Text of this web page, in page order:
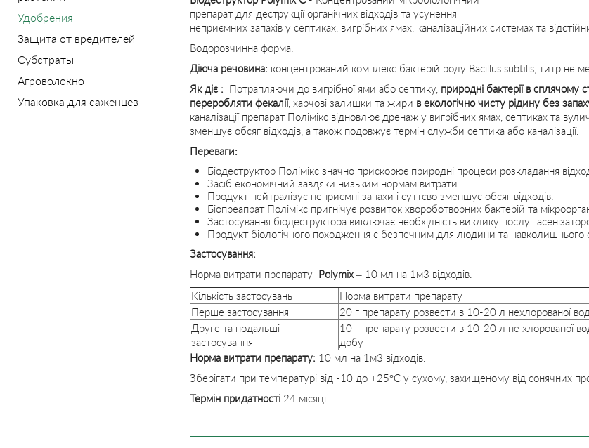
Удобрения
Защита от вредителей
Субстраты
Агроволокно
Упаковка для саженцев
препарат для деструкції органічних відходів та усунення
неприємних запахів у септиках, вигрібних ямах, каналізаційних системах та
Водорозчинна форма.
Діюча речовина: концентрований комплекс бактерій роду Bacillus subtilis, титр не
Як діє : Потрапляючи до вигрібної ями або септику, природні бактерії в сплячому
переробляти фекалії, харчові залишки та жири в екологічно чисту рідину без
каналізації препарат Полімікс відновлює дренаж у вигрібних ямах, септиках та
зменшує обсяг відходів, а також подовжує термін служби септика або каналізації.
Переваги:
Біодеструктор Полімікс значно прискорює природні процеси розкладання
Засіб економічний завдяки низьким нормам витрати.
Продукт нейтралізує неприємні запахи і суттєво зменшує обсяг відходів.
Біопреапрат Полімікс пригнічує розвиток хвороботворних бактерій та
Застосування біодеструктора виключає необхідність виклику послуг
Продукт біологічного походження є безпечним для людини та навколишнього
Застосування:
Норма витрати препарату Polymix– 10 мл на 1м3 відходів.
Кількість застосувань
Норма витрати препарату
Перше застосування
20 г препарату розвести в 10-20 л нехлорованої
Друге та подальші
застосування
10 г препарату розвести в 10-20 л не хлорованої
добу
Норма витрати препарату: 10 мл на 1м3 відходів.
Зберігати при температурі від -10 до +25°С у сухому, захищеному від сонячних
Термін придатності 24 місяці.